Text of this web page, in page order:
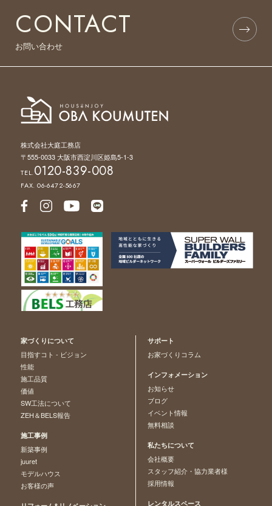
CONTACT
お問い合わせ
株式会社大庭工務店
〒555-0033 大阪市西淀川区姫島5-1-3
TEL.0120-839-008
FAX. 06-6472-5667
家づくりについて
目指すコト - ビジョン
性能
施工品質
価値
SW工法について
ZEH＆BELS報告
施工事例
新築事例
juuret
モデルハウス
お客様の声
サポート
お家づくりコラム
インフォメーション
お知らせ
ブログ
イベント情報
無料相談
私たちについて
会社概要
スタッフ紹介・協力業者様
採用情報
レンタルスペース